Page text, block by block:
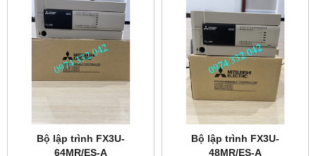
Bộ lập trình FX3U-
64MR/ES-A
Bộ lập trình FX3U-
48MR/ES-A